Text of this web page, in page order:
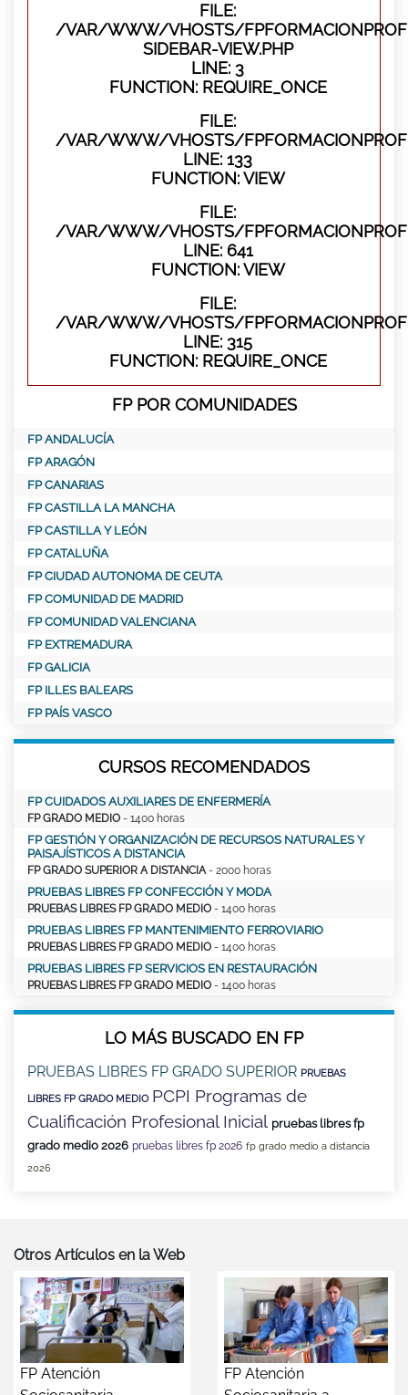
FILE:
/VAR/WWW/VHOSTS/
SIDEBAR-VIEW.PHP
LINE: 3
FUNCTION: REQUIRE_ONCE
FILE:
/VAR/WWW/VHOSTS/
LINE: 133
FUNCTION: VIEW
FILE:
/VAR/WWW/VHOSTS/
LINE: 641
FUNCTION: VIEW
FILE:
/VAR/WWW/VHOSTS/
LINE: 315
FUNCTION: REQUIRE_ONCE
FP POR COMUNIDADES
FP ANDALUCÍA
FP ARAGÓN
FP CANARIAS
FP CASTILLA LA MANCHA
FP CASTILLA Y LEÓN
FP CATALUÑA
FP CIUDAD AUTONOMA DE CEUTA
FP COMUNIDAD DE MADRID
FP COMUNIDAD VALENCIANA
FP EXTREMADURA
FP GALICIA
FP ILLES BALEARS
FP PAÍS VASCO
CURSOS RECOMENDADOS
FP CUIDADOS AUXILIARES DE ENFERMERÍA
FP GRADO MEDIO - 1400 horas
FP GESTIÓN Y ORGANIZACIÓN DE RECURSOS NATURALES Y
PAISAJÍSTICOS A DISTANCIA
FP GRADO SUPERIOR A DISTANCIA- 2000 horas
PRUEBAS LIBRES FP CONFECCIÓN Y MODA
PRUEBAS LIBRES FP GRADO MEDIO - 1400 horas
PRUEBAS LIBRES FP MANTENIMIENTO FERROVIARIO
PRUEBAS LIBRES FP GRADO MEDIO - 1400 horas
PRUEBAS LIBRES FP SERVICIOS EN RESTAURACIÓN
PRUEBAS LIBRES FP GRADO MEDIO - 1400 horas
LO MÁS BUSCADO EN FP
PRUEBAS LIBRES FP GRADO SUPERIOR PRUEBAS
LIBRES FP GRADO MEDIO PCPI Programas de
Cualificación Profesional Inicial pruebas libres fp
grado medio 2026 pruebas libres fp 2026 fp grado medio a distancia
2026
Otros Artículos en la Web
FP Atención
FP Atención